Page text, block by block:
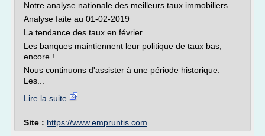
Notre analyse nationale des meilleurs taux immobiliers
Analyse faite au 01-02-2019
La tendance des taux en février
Les banques maintiennent leur politique de taux bas,
encore !
Nous continuons d'assister à une période historique.
Les...
Lire la suite
Site : https://www.empruntis.com